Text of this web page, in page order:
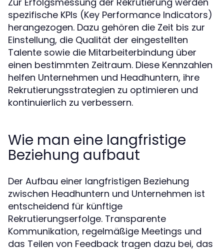
spezifische KPIs (Key Performance Indicators)
herangezogen. Dazu gehören die Zeit bis zur
Einstellung, die Qualität der eingestellten
Talente sowie die Mitarbeiterbindung über
einen bestimmten Zeitraum. Diese Kennzahlen
helfen Unternehmen und Headhuntern, ihre
Rekrutierungsstrategien zu optimieren und
kontinuierlich zu verbessern.
Wie man eine langfristige
Beziehung aufbaut
Der Aufbau einer langfristigen Beziehung
zwischen Headhuntern und Unternehmen ist
entscheidend für künftige
Rekrutierungserfolge. Transparente
Kommunikation, regelmäßige Meetings und
das Teilen von Feedback tragen dazu bei, das